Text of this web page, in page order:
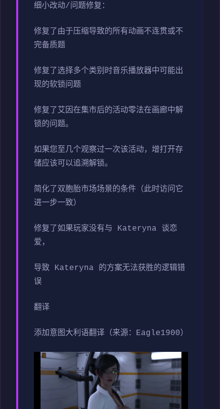
细小改动/问题修复：
修复了由于压缩导致的所有动画不连贯或不
完备质题
修复了选择多个类别时音乐播放器中可能出
现的软锁问题
修复了艾因在集市后的活动零法在画廊中解
锁的问题。
如果您至几个观察过一次该活动，增打开存
储应该可以追溯解锁。
简化了双胞胎市场场景的条件（此时访问它
进一步一致）
修复了如果玩家没有与 Kateryna 谈恋
爱，
导致 Kateryna 的方案无法获胜的逻辑错
误
翻译
添加意图大利语翻译（来源：Eagle1900）